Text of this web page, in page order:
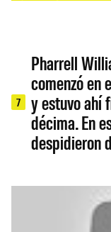
7
Pharrell
comenzó en
y estuvo ahí
décima. En
despidieron